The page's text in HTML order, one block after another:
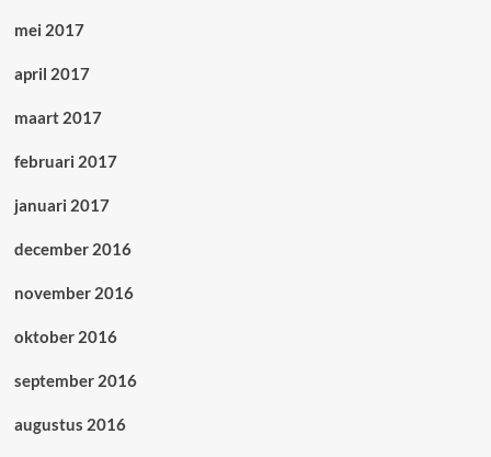
mei 2017
april 2017
maart 2017
februari 2017
januari 2017
december 2016
november 2016
oktober 2016
september 2016
augustus 2016